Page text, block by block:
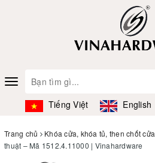
Toggle
navigation
Tiếng Việt English
Trang chủ Khóa cửa, khóa tủ, then chốt cửa
thuật – Mã 1512.4.11000 | Vinahardware